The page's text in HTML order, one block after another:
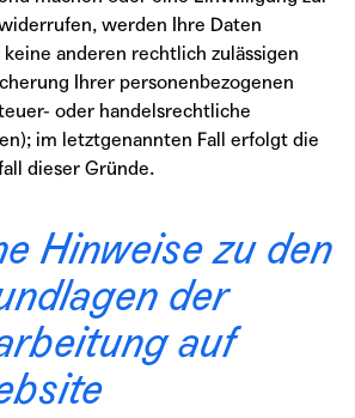
werden Ihre Daten
anderen rechtlich zulässigen
Ihrer personenbezogenen
oder handelsrechtliche
im letztgenannten Fall erfolgt die
dieser Gründe.
Hinweise zu den
der
auf